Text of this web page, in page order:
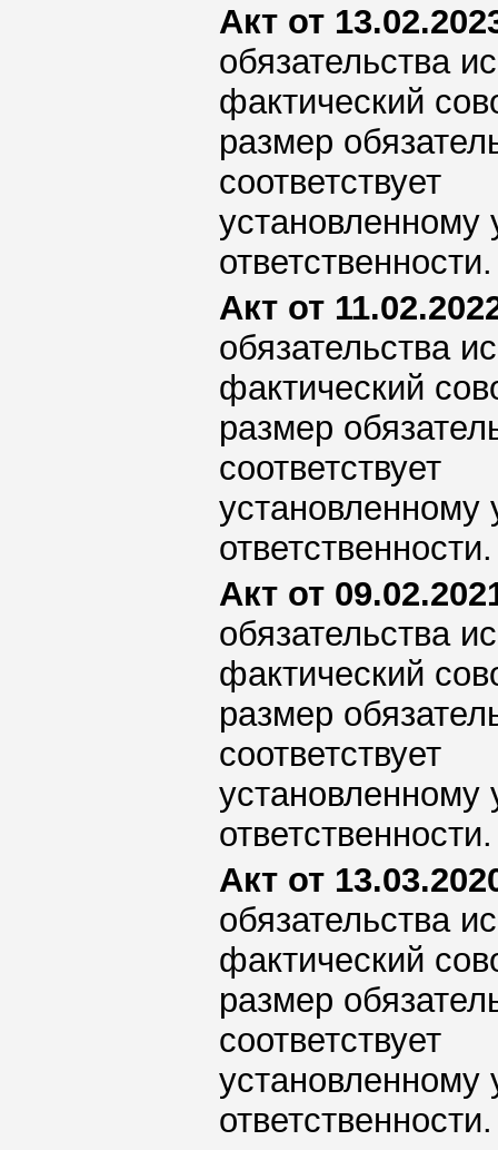
Акт от
обязательства
фактический
размер
соответствует
установленному
ответственности.
Акт от
обязательства
фактический
размер
соответствует
установленному
ответственности.
Акт от
обязательства
фактический
размер
соответствует
установленному
ответственности.
Акт от
обязательства
фактический
размер
соответствует
установленному
ответственности.